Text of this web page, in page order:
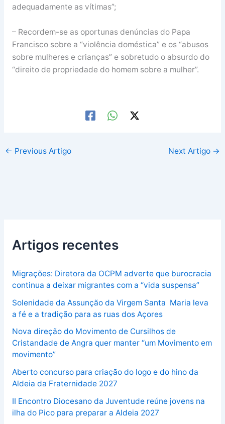
adequadamente as vítimas”;
– Recordem-se as oportunas denúncias do Papa
Francisco sobre a “violência doméstica” e os “abusos
sobre mulheres e crianças” e sobretudo o absurdo do
“direito de propriedade do homem sobre a mulher”.
← Previous Artigo Next Artigo →
Artigos recentes
Migrações: Diretora da OCPM adverte que burocracia
continua a deixar migrantes com a “vida suspensa”
Solenidade da Assunção da Virgem Santa Maria leva
a fé e a tradição para as ruas dos Açores
Nova direção do Movimento de Cursilhos de
Cristandade de Angra quer manter “um Movimento em
movimento”
Aberto concurso para criação do logo e do hino da
Aldeia da Fraternidade 2027
II Encontro Diocesano da Juventude reúne jovens na
ilha do Pico para preparar a Aldeia 2027